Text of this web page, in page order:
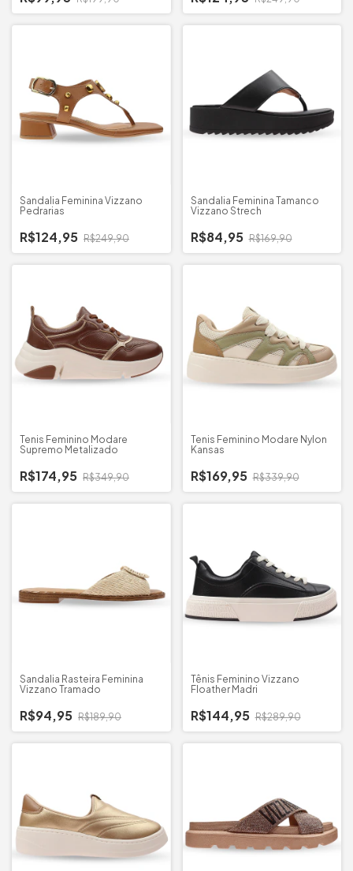
Sandalia Feminina Vizzano
Pedrarias
R$124,95 R$249,90
Sandalia Feminina Tamanco
Vizzano Strech
R$84,95 R$169,90
Tenis Feminino Modare
Supremo Metalizado
R$174,95 R$349,90
Tenis Feminino Modare Nylon
Kansas
R$169,95 R$339,90
Sandalia Rasteira Feminina
Vizzano Tramado
R$94,95 R$189,90
Tênis Feminino Vizzano
Floather Madri
R$144,95 R$289,90